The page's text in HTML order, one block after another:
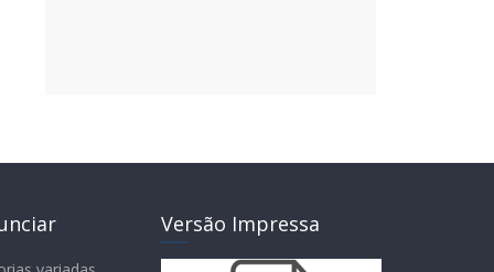
Versão Impressa